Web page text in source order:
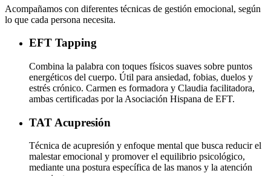
Acompañamos con diferentes técnicas de gestión emocional, según
lo que cada persona necesita.
EFT Tapping
Combina la palabra con toques físicos suaves sobre puntos
energéticos del cuerpo. Útil para ansiedad, fobias, duelos y
estrés crónico. Carmen es formadora y Claudia facilitadora,
ambas certificadas por la Asociación Hispana de EFT.
TAT Acupresión
Técnica de acupresión y enfoque mental que busca reducir el
malestar emocional y promover el equilibrio psicológico,
mediante una postura específica de las manos y la atención